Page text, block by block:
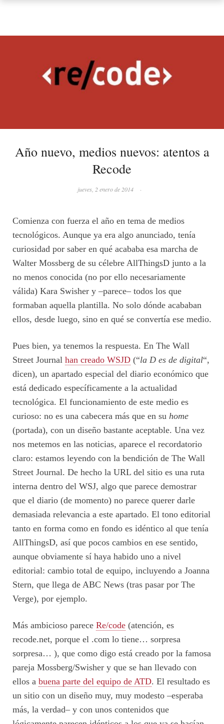
Año nuevo, medios nuevos: atentos a
Recode
jueves, 2 enero de 2014 ·
Comienza con fuerza el año en tema de medios
tecnológicos. Aunque ya era algo anunciado, tenía
curiosidad por saber en qué acababa esa marcha de
Walter Mossberg de su célebre AllThingsD junto a la
no menos conocida (no por ello necesariamente
válida) Kara Swisher y –parece– todos los que
formaban aquella plantilla. No solo dónde acababan
ellos, desde luego, sino en qué se convertía ese medio.
Pues bien, ya tenemos la respuesta. En The Wall
Street Journal han creado WSJD (“la D es de digital“,
dicen), un apartado especial del diario económico que
está dedicado específicamente a la actualidad
tecnológica. El funcionamiento de este medio es
curioso: no es una cabecera más que en su home
(portada), con un diseño bastante aceptable. Una vez
nos metemos en las noticias, aparece el recordatorio
claro: estamos leyendo con la bendición de The Wall
Street Journal. De hecho la URL del sitio es una ruta
interna dentro del WSJ, algo que parece demostrar
que el diario (de momento) no parece querer darle
demasiada relevancia a este apartado. El tono editorial
tanto en forma como en fondo es idéntico al que tenía
AllThingsD, así que pocos cambios en ese sentido,
aunque obviamente sí haya habido uno a nivel
editorial: cambio total de equipo, incluyendo a Joanna
Stern, que llega de ABC News (tras pasar por The
Verge), por ejemplo.
Más ambicioso parece Re/code (atención, es
recode.net, porque el .com lo tiene… sorpresa
sorpresa… ), que como digo está creado por la famosa
pareja Mossberg/Swisher y que se han llevado con
ellos a buena parte del equipo de ATD. El resultado es
un sitio con un diseño muy, muy modesto –esperaba
más, la verdad– y con unos contenidos que